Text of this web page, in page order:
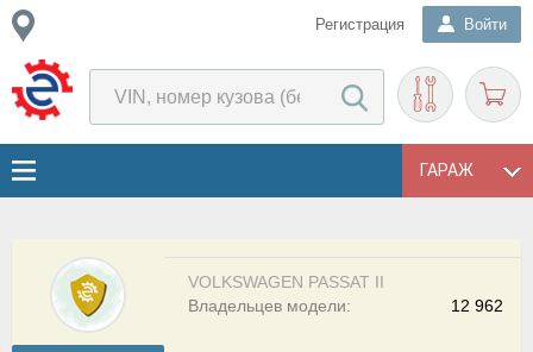
Регистрация Войти
ГАРАЖ
VOLKSWAGEN PASSAT II
12 962
Владельцев модели: